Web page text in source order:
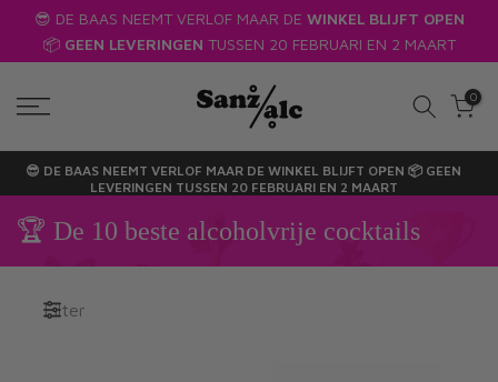
Ga
naar
🔥 10% kortingbij uw eerste bestelling door u te abonneren
op onze nieuwsbrief*!!! 🔥
0
😎 DE BAAS NEEMT VERLOF MAAR DE WINKEL BLIJFT OPEN 📦 GEEN
LEVERINGEN TUSSEN 20 FEBRUARI EN 2 MAART
🏆 De 10 beste alcoholvrije cocktails
Filter